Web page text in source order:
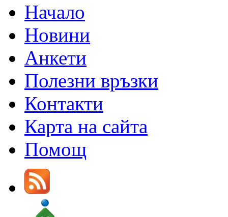
Начало
Новини
Анкети
Полезни връзки
Контакти
Карта на сайта
Помощ